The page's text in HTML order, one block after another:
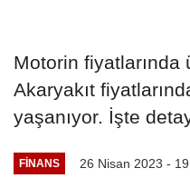
Motorin fiyatlarında
Akaryakıt
yaşanıyor. İşte
FINANS 26 Nisan 2023 -